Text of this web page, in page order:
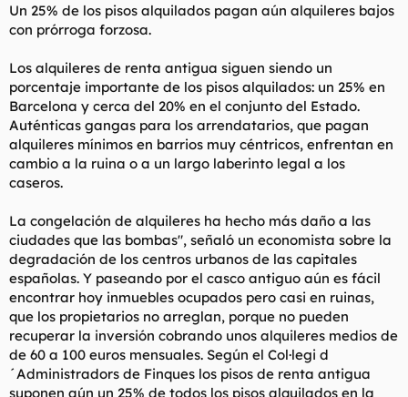
Un 25% de los pisos alquilados pagan aún alquileres bajos
con prórroga forzosa.
Los alquileres de renta antigua siguen siendo un
porcentaje importante de los pisos alquilados: un 25% en
Barcelona y cerca del 20% en el conjunto del Estado.
Auténticas gangas para los arrendatarios, que pagan
alquileres mínimos en barrios muy céntricos, enfrentan en
cambio a la ruina o a un largo laberinto legal a los
caseros.
La congelación de alquileres ha hecho más daño a las
ciudades que las bombas", señaló un economista sobre la
degradación de los centros urbanos de las capitales
españolas. Y paseando por el casco antiguo aún es fácil
encontrar hoy inmuebles ocupados pero casi en ruinas,
que los propietarios no arreglan, porque no pueden
recuperar la inversión cobrando unos alquileres medios de
de 60 a 100 euros mensuales. Según el Col·legi d
´Administradors de Finques los pisos de renta antigua
suponen aún un 25% de todos los pisos alquilados en la